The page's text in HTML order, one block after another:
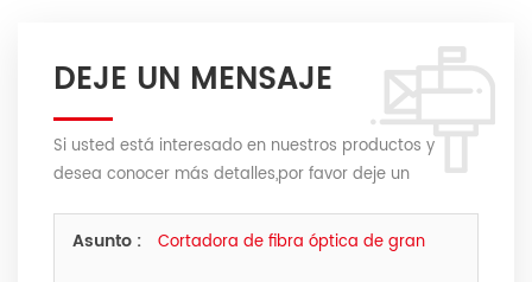
DEJE UN MENSAJE
Si usted está interesado en nuestros productos y
desea conocer más detalles,por favor deje un
podamos.
Asunto : Cortadora de fibra óptica de gran